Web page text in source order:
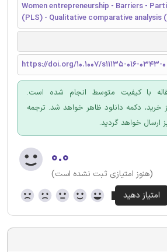
Women entrepreneurship - Barriers -
(PLS) - Qualitative comparative analysis
https://doi.org/10.1007/s11135-016-0343-0
با کیفیت متوسط انجام شده است.
خرید، دکمه دانلود ظاهر خواهد شد. ترجمه
ارسال خواهد گردید.
۰.۰
(هنوز امتیازی ثبت نشده است)